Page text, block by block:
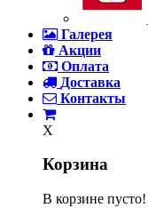
Галерея
Акции
Оплата
Доставка
Контакты
X
Корзина
В корзине пусто!